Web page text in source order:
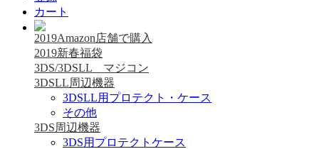
カート
2019Amazon店舗で購入
2019新春福袋
3DS/3DSLL マジコン
3DSLL周辺機器
3DSLL用プロテクト・ケース
その他
3DS周辺機器
3DS用プロテクトケース